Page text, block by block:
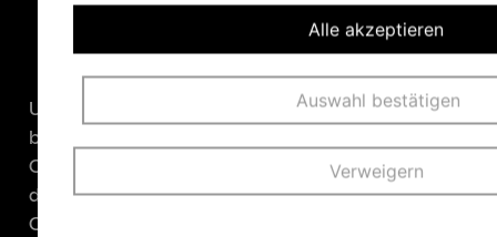
Unter anderem aus diesen Gründen vertrauen
bereits zahlreiche Unternehmen und
Organisationen helloStream. Gerade solche, die
die höchsten Sicherheitsstandards an
Organisation, Durchführung und Auswertung
Auswahl bestätigen
Verweigern
Alle akzeptieren